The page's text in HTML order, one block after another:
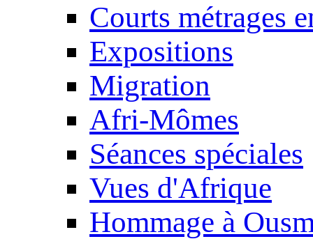
Courts métrages
Expositions
Migration
Afri-Mômes
Séances spéciales
Vues d'Afrique
Hommage à